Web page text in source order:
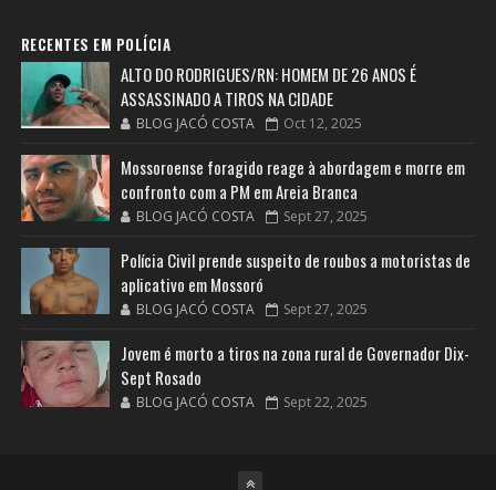
RECENTES EM POLÍCIA
ALTO DO RODRIGUES/RN: HOMEM DE 26 ANOS É
ASSASSINADO A TIROS NA CIDADE
BLOG JACÓ COSTA Oct 12, 2025
Mossoroense foragido reage à abordagem e morre em
confronto com a PM em Areia Branca
BLOG JACÓ COSTA Sept 27, 2025
Polícia Civil prende suspeito de roubos a motoristas de
aplicativo em Mossoró
BLOG JACÓ COSTA Sept 27, 2025
Jovem é morto a tiros na zona rural de Governador Dix-
Sept Rosado
BLOG JACÓ COSTA Sept 22, 2025